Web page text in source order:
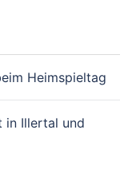
Heimspieltag
in Illertal und